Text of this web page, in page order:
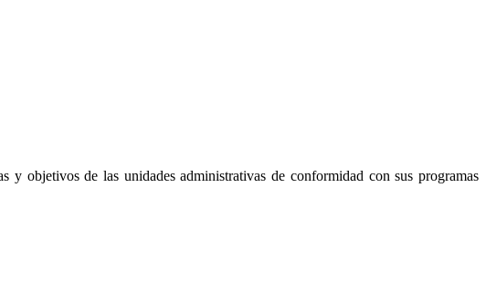
y objetivos de las unidades administrativas de conformidad con sus programas